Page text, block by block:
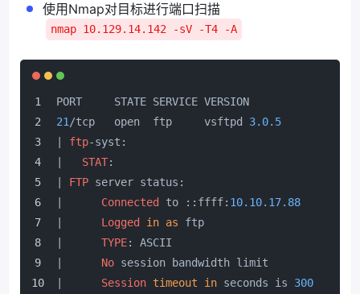
使用Nmap对目标进行端口扫描
nmap 10.129.14.142 -sV -T4 -A
PORT     STATE SERVICE VERSION
21 /tcp   open  ftp     vsftpd 3.0.5
ftp-syst:
STAT:
FTP server status:
Connected to ::ffff: 10.10.17.88
Logged in as ftp
TYPE: ASCII
No session bandwidth limit
Session timeout in seconds is 300